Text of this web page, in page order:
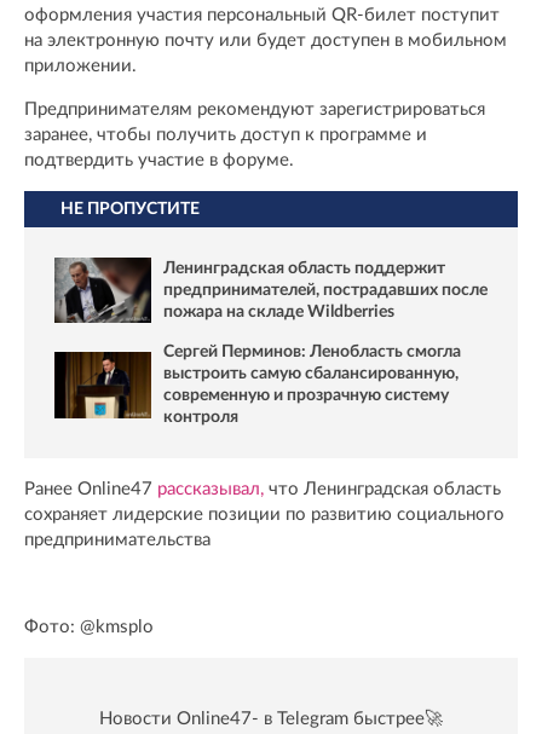
оформления участия персональный QR-билет поступит
на электронную почту или будет доступен в мобильном
приложении.
Предпринимателям рекомендуют зарегистрироваться
заранее, чтобы получить доступ к программе и
подтвердить участие в форуме.
НЕ ПРОПУСТИТЕ
Ленинградская область поддержит
предпринимателей, пострадавших после
пожара на складе Wildberries
Сергей Перминов: Ленобласть смогла
выстроить самую сбалансированную,
современную и прозрачную систему
контроля
Ранее Online47 рассказывал, что Ленинградская область
сохраняет лидерские позиции по развитию социального
предпринимательства
Фото: @kmsplo
Новости Online47- в Telegram быстрее🚀